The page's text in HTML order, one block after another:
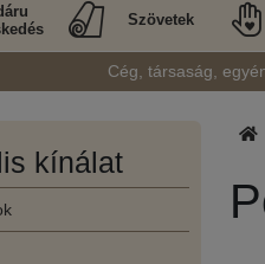
Szövetek
Cég, társaság,
kínálat